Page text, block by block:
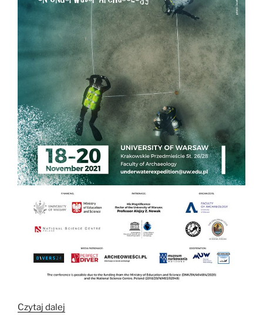
Czytaj dalej